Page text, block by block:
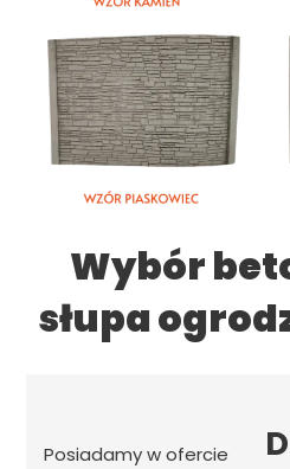
Wybór
słupa
Posiadamy w ofercie